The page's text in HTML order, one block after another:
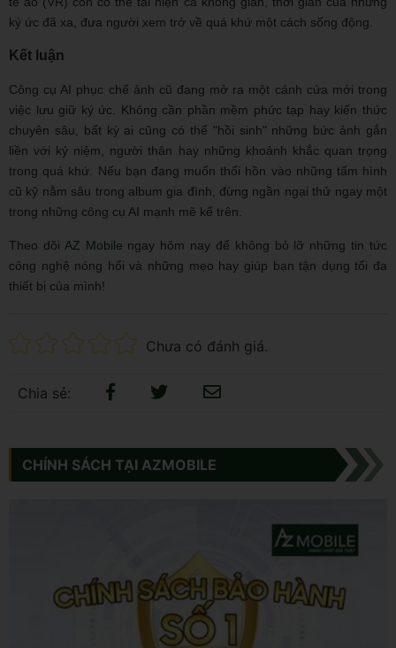
ký ức đã xa, đưa người xem trở về quá khứ một cách sống động.
Kết luận
Công cụ AI phục chế ảnh cũ đang mở ra một cánh cửa mới trong
việc lưu giữ ký ức. Không cần phần mềm phức tạp hay kiến thức
chuyên sâu, bất kỳ ai cũng có thể "hồi sinh" những bức ảnh gắn
liền với kỷ niệm, người thân hay những khoảnh khắc quan trọng
trong quá khứ. Nếu bạn đang muốn thổi hồn vào những tấm hình
cũ kỹ nằm sâu trong album gia đình, đừng ngần ngại thử ngay một
trong những công cụ AI mạnh mẽ kể trên.
Theo dõi AZ Mobile ngay hôm nay để không bỏ lỡ những tin tức
công nghệ nóng hổi và những mẹo hay giúp bạn tận dụng tối đa
thiết bị của mình!
Chưa có đánh giá.
Chia sẻ:
CHÍNH SÁCH TẠI AZMOBILE